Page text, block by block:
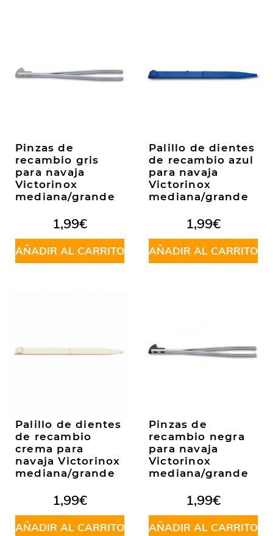
Pinzas de
recambio gris
para navaja
Victorinox
mediana/grande
1,99€
AÑADIR AL CARRITO
Palillo de dientes
de recambio azul
para navaja
Victorinox
mediana/grande
1,99€
AÑADIR AL CARRITO
Palillo de dientes
de recambio
crema para
navaja Victorinox
mediana/grande
1,99€
AÑADIR AL CARRITO
Pinzas de
recambio negra
para navaja
Victorinox
mediana/grande
1,99€
AÑADIR AL CARRITO